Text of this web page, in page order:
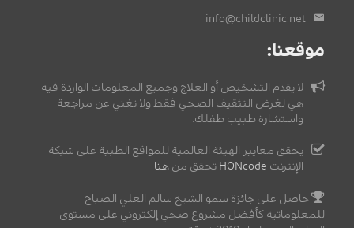
info@childclinic.net
موقعنا:
لا يقدم التشخيص أو العلاج وجميع المعلومات الواردة فيه
هي لغرض التثقيف الصحي فقط ولا تغني عن مراجعة
واستشارة طبيب طفلك.
يحقق معايير الهيئة العالمية للمواقع الطبية على شبكة
الإنترنت HONcode تحقق من هنا
حاصل على جائزة سمو الشيخ سالم العلي الصباح
للمعلوماتية كأفضل مشروع صحي إلكتروني على مستوى